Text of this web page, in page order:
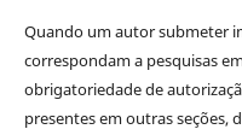
Quando um autor submeter
correspondam a pesquisas
obrigatoriedade de
presentes em outras seções,